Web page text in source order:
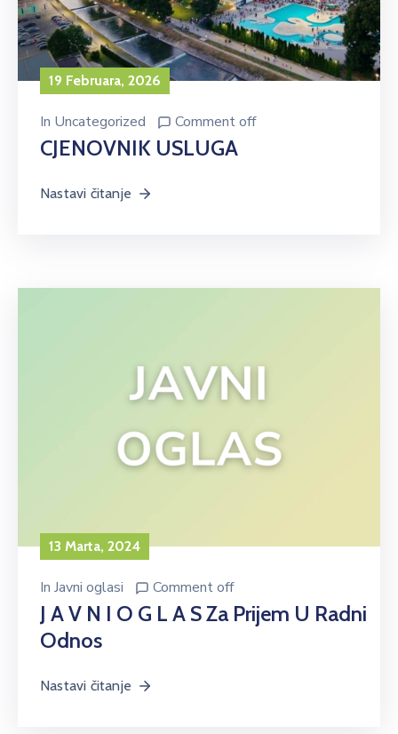
19 Februara, 2026
In Uncategorized Comment off
CJENOVNIK USLUGA
Nastavi čitanje
13 Marta, 2024
In Javni oglasi Comment off
J A V N I O G L A S Za Prijem U Radni
Odnos
Nastavi čitanje